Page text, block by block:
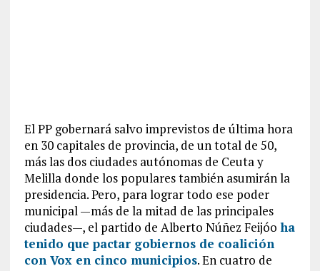
El PP gobernará salvo imprevistos de última hora
en 30 capitales de provincia, de un total de 50,
más las dos ciudades autónomas de Ceuta y
Melilla donde los populares también asumirán la
presidencia. Pero, para lograr todo ese poder
municipal —más de la mitad de las principales
ciudades—, el partido de Alberto Núñez Feijóo ha
tenido que pactar gobiernos de coalición
con Vox en cinco municipios. En cuatro de